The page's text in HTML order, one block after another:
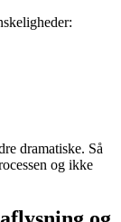
dramatiske. Så
og ikke